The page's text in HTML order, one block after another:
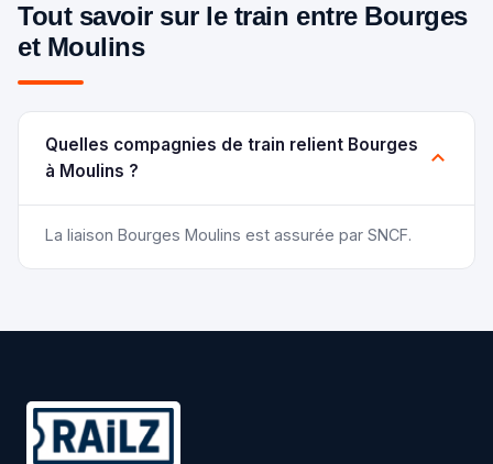
Tout savoir sur le train entre Bourges
et Moulins
Quelles compagnies de train relient Bourges
à Moulins ?
La liaison Bourges Moulins est assurée par SNCF.